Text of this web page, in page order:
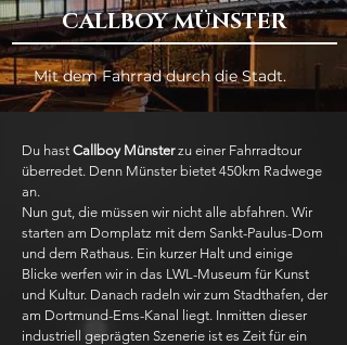
CALLBOY MÜNSTER
Mit dem Fahrrad durch die Stadt.
Du hast Callboy Münsterzu einer Fahrradtour
überredet. Denn Münster bietet 450km Radwege
an.
Nun gut, die müssen wir nicht alle abfahren. Wir
starten am Domplatz mit dem Sankt-Paulus-Dom
und dem Rathaus. Ein kurzer Halt und einige
Blicke werfen wir in das LWL-Museum für Kunst
und Kultur. Danach radeln wir zum Stadthafen, der
am Dortmund-Ems-Kanal liegt. Inmitten dieser
industriell geprägten Szenerie ist es Zeit für ein